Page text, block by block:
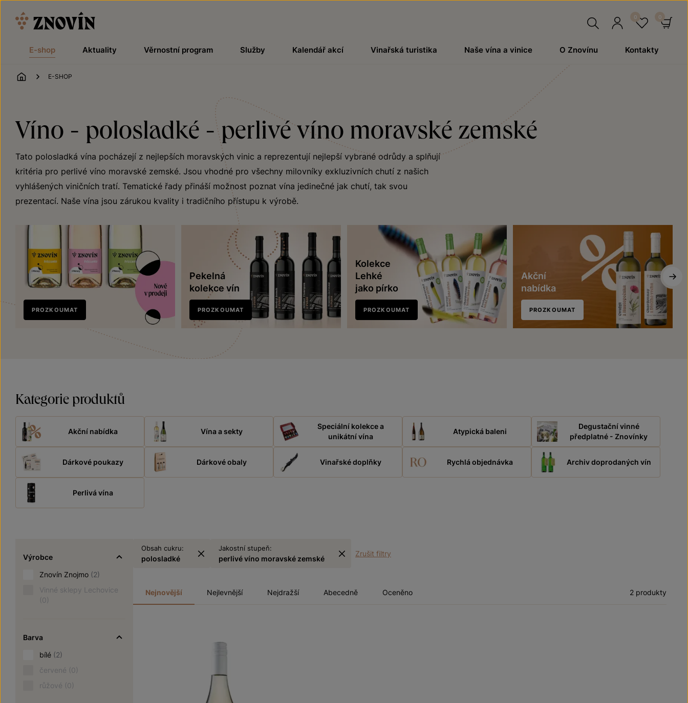
E-shop Aktuality Věrnostní program Služby Kalendář akcí Vinařská turistika Naše vína a vinice O Znovínu Kontakty
ÚVOD
E-SHOP
Víno - polosladké - perlivé víno moravské zemské
Tato polosladká vína pocházejí z nejlepších moravských vinic a reprezentují nejlepší vybrané odrůdy a splňují
kritéria pro perlivé víno moravské zemské. Jsou vhodné pro všechny milovníky exkluzivních chutí z našich
vyhlášených viničních tratí. Tematické řady přináší možnost poznat vína jedinečné jak chutí, tak svou
prezentací. Naše vína jsou zárukou kvality i tradičního přístupu k výrobě.
Nově
v prodeji
PROZKOUMAT
Pekelná
kolekce vín
PROZKOUMAT
Kolekce
Lehké
jako pírko
PROZKOUMAT
Akční
nabídka
PROZKOUMAT
Kategorie produktů
Akční nabídka Vína a sekty
Speciální kolekce a
unikátní vína
Atypická baleni
Degustační vinné
předplatné - Znovínky
Dárkové poukazy Dárkové obaly Vinařské doplňky Rychlá objednávka Archiv doprodaných vín
Perlivá vína
Výrobce
Znovín Znojmo (2)
Vinné sklepy Lechovice
(0)
Barva
bílé (2)
červené (0)
růžové (0)
Obsah cukru:
polosladké
Jakostní stupeň:
perlivé víno moravské zemské
Zrušit filtry
Nejnovější Nejlevnější Nejdražší Abecedně Oceněno 2 produkty